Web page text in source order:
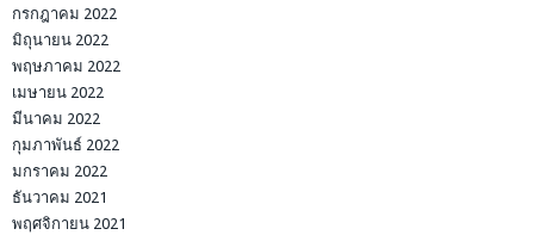
กรกฎาคม 2022
มิถุนายน 2022
พฤษภาคม 2022
เมษายน 2022
มีนาคม 2022
กุมภาพันธ์ 2022
มกราคม 2022
ธันวาคม 2021
พฤศจิกายน 2021